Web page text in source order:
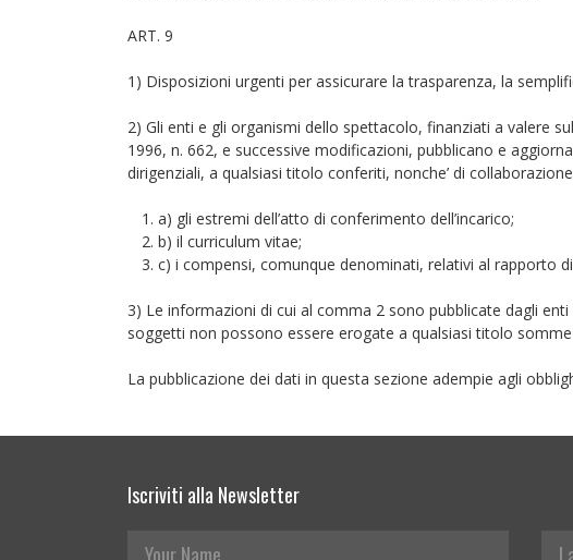
ART. 9
1) Disposizioni urgenti per assicurare la trasparenza, la
2) Gli enti e gli organismi dello spettacolo, finanziati a valere
1996, n. 662, e successive modificazioni, pubblicano e
dirigenziali, a qualsiasi titolo conferiti, nonche’ di
a) gli estremi dell’atto di conferimento dell’incarico;
b) il curriculum vitae;
c) i compensi, comunque denominati, relativi al rapporto
3) Le informazioni di cui al comma 2 sono pubblicate dagli
soggetti non possono essere erogate a qualsiasi titolo
La pubblicazione dei dati in questa sezione adempie agli
Iscriviti alla Newsletter
Your Name La